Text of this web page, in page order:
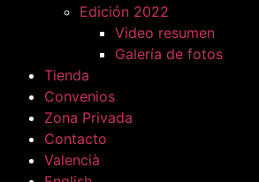
Edición 2022
Video resumen
Galería de fotos
Tienda
Convenios
Zona Privada
Contacto
Valencià